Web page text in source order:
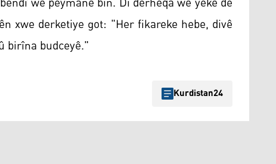
xwe derketiye got: "Her fikareke hebe, divê
birîna budceyê."
Kurdistan24